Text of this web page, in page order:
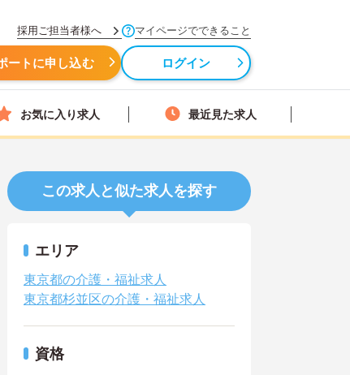
採用ご担当者様へ マイページでできること
ートに申し込む ログイン
お気に入り求人 最近見た求人
この求人と似た求人を探す
エリア
東京都の介護・福祉求人
東京都杉並区の介護・福祉求人
資格